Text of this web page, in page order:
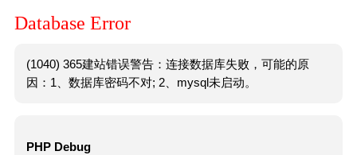
Database Error
(1040) 365建站错误警告：连接数据库失败，可能的原
因：1、数据库密码不对; 2、mysql未启动。
PHP Debug